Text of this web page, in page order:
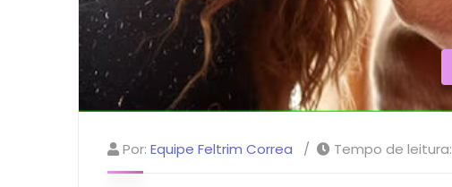
Por: Equipe Feltrim Correa Tempo de leitura: